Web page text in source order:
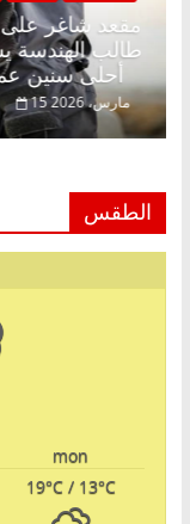
بلا زينة رمضان.. د.
في انتظار حلم
الطقس
mon
19°C/ 13°C